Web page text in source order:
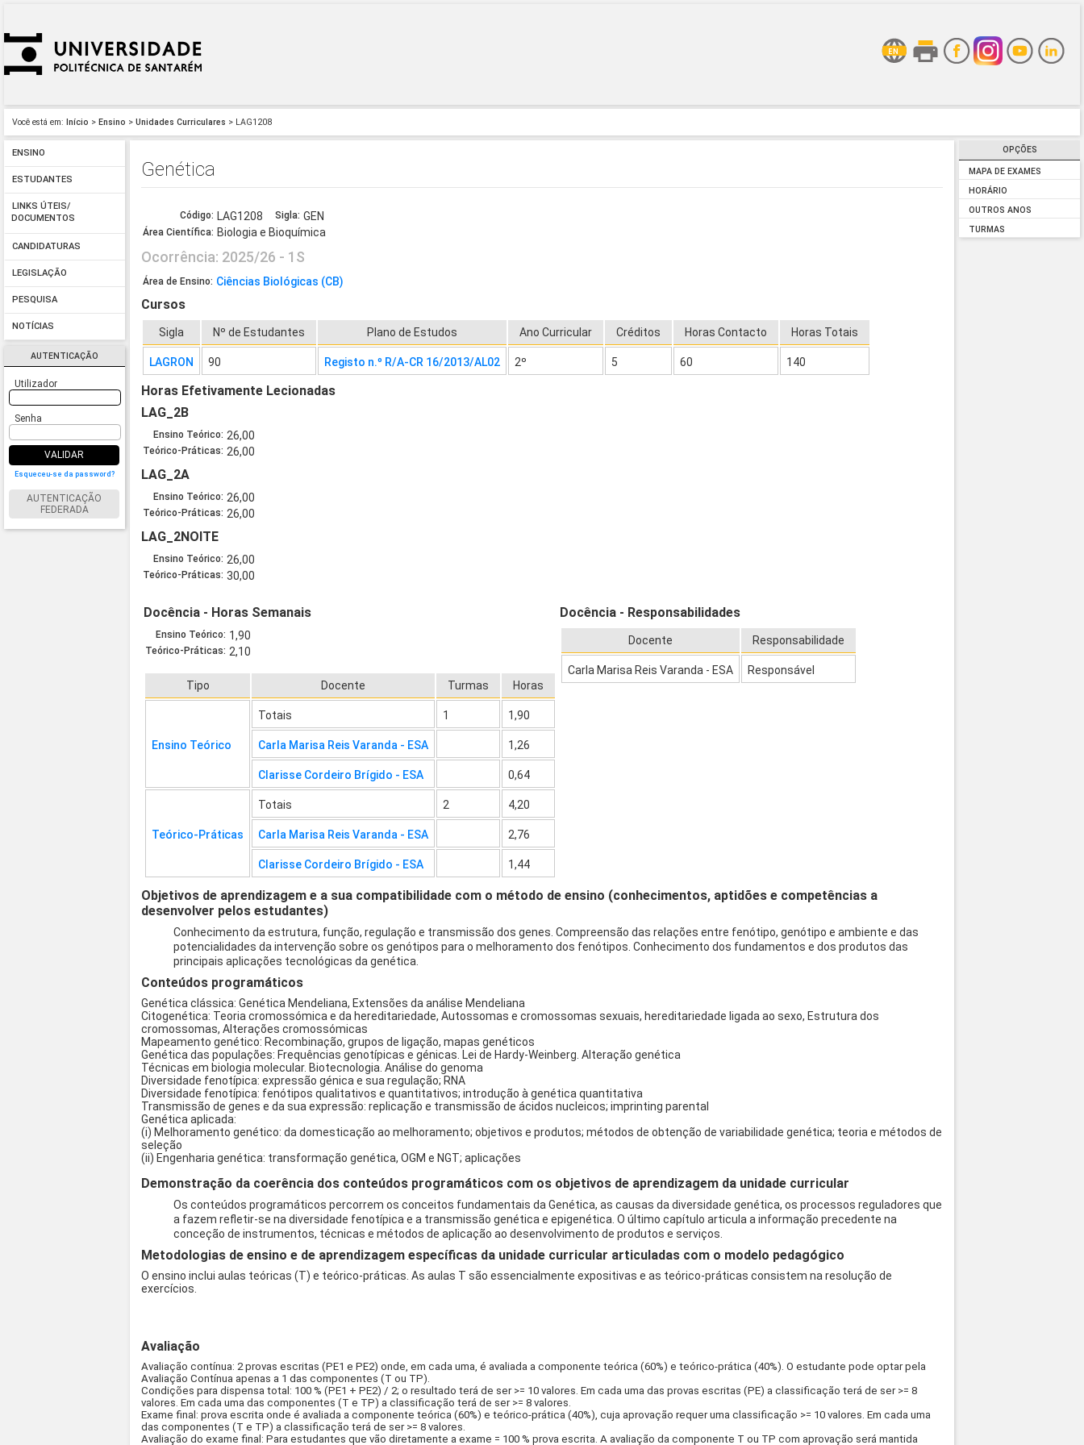
Você está em: Início > Ensino > Unidades Curriculares > LAG1208
ENSINO
ESTUDANTES
LINKS ÚTEIS/
DOCUMENTOS
CANDIDATURAS
LEGISLAÇÃO
PESQUISA
NOTÍCIAS
AUTENTICAÇÃO
Utilizador
Senha
VALIDAR
Esqueceu-se da password?
AUTENTICAÇÃO
FEDERADA
OPÇÕES
MAPA DE EXAMES
HORÁRIO
OUTROS ANOS
TURMAS
Genética
Código: LAG1208 Sigla: GEN
Área Científica: Biologia e Bioquímica
Ocorrência: 2025/26 - 1S
Área de Ensino: Ciências Biológicas (CB)
Cursos
Sigla Nº de Estudantes Plano de Estudos Ano Curricular Créditos Horas Contacto Horas Totais
LAGRON 90 Registo n.º R/A-CR 16/2013/AL02 2º 5 60 140
Horas Efetivamente Lecionadas
LAG_2B
Ensino Teórico: 26,00
Teórico-Práticas: 26,00
LAG_2A
Ensino Teórico: 26,00
Teórico-Práticas: 26,00
LAG_2NOITE
Ensino Teórico: 26,00
Teórico-Práticas: 30,00
Docência - Horas Semanais
Ensino Teórico: 1,90
Teórico-Práticas: 2,10
Tipo Docente Turmas Horas
Ensino Teórico
Totais 1 1,90
Carla Marisa Reis Varanda - ESA 1,26
Clarisse Cordeiro Brígido - ESA 0,64
Teórico-Práticas
Totais 2 4,20
Carla Marisa Reis Varanda - ESA 2,76
Clarisse Cordeiro Brígido - ESA 1,44
Docência - Responsabilidades
Docente Responsabilidade
Carla Marisa Reis Varanda - ESA Responsável
Objetivos de aprendizagem e a sua compatibilidade com o método de ensino (conhecimentos, aptidões e competências a
desenvolver pelos estudantes)
Conhecimento da estrutura, função, regulação e transmissão dos genes. Compreensão das relações entre fenótipo, genótipo e ambiente e das
potencialidades da intervenção sobre os genótipos para o melhoramento dos fenótipos. Conhecimento dos fundamentos e dos produtos das
principais aplicações tecnológicas da genética.
Conteúdos programáticos
Genética clássica: Genética Mendeliana, Extensões da análise Mendeliana
Citogenética: Teoria cromossómica e da hereditariedade, Autossomas e cromossomas sexuais, hereditariedade ligada ao sexo, Estrutura dos
cromossomas, Alterações cromossómicas
Mapeamento genético: Recombinação, grupos de ligação, mapas genéticos
Genética das populações: Frequências genotípicas e génicas. Lei de Hardy-Weinberg. Alteração genética
Técnicas em biologia molecular. Biotecnologia. Análise do genoma
Diversidade fenotípica: expressão génica e sua regulação; RNA
Diversidade fenotípica: fenótipos qualitativos e quantitativos; introdução à genética quantitativa
Transmissão de genes e da sua expressão: replicação e transmissão de ácidos nucleicos; imprinting parental
Genética aplicada:
(i) Melhoramento genético: da domesticação ao melhoramento; objetivos e produtos; métodos de obtenção de variabilidade genética; teoria e métodos de
seleção
(ii) Engenharia genética: transformação genética, OGM e NGT; aplicações
Demonstração da coerência dos conteúdos programáticos com os objetivos de aprendizagem da unidade curricular
Os conteúdos programáticos percorrem os conceitos fundamentais da Genética, as causas da diversidade genética, os processos reguladores que
a fazem refletir-se na diversidade fenotípica e a transmissão genética e epigenética. O último capítulo articula a informação precedente na
conceção de instrumentos, técnicas e métodos de aplicação ao desenvolvimento de produtos e serviços.
Metodologias de ensino e de aprendizagem específicas da unidade curricular articuladas com o modelo pedagógico
O ensino inclui aulas teóricas (T) e teórico-práticas. As aulas T são essencialmente expositivas e as teórico-práticas consistem na resolução de
exercícios.
Avaliação
Avaliação contínua: 2 provas escritas (PE1 e PE2) onde, em cada uma, é avaliada a componente teórica (60%) e teórico-prática (40%). O estudante pode optar pela
Avaliação Contínua apenas a 1 das componentes (T ou TP).
Condições para dispensa total: 100 % (PE1 + PE2) / 2; o resultado terá de ser >= 10 valores. Em cada uma das provas escritas (PE) a classificação terá de ser >= 8
valores. Em cada uma das componentes (T e TP) a classificação terá de ser >= 8 valores.
Exame final: prova escrita onde é avaliada a componente teórica (60%) e teórico-prática (40%), cuja aprovação requer uma classificação >= 10 valores. Em cada uma
das componentes (T e TP) a classificação terá de ser >= 8 valores.
Avaliação do exame final: Para estudantes que vão diretamente a exame = 100 % prova escrita. A avaliação da componente T ou TP com aprovação será mantida